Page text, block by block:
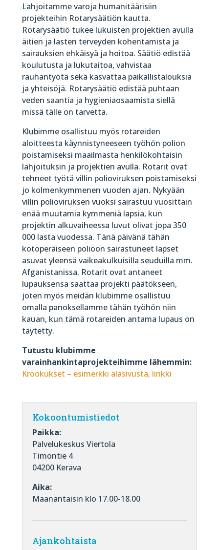
Lahjoitamme varoja humanitäärisiin
projekteihin Rotarysäätiön kautta.
Rotarysäätiö tukee lukuisten projektien avulla
äitien ja lasten terveyden kohentamista ja
sairauksien ehkäisyä ja hoitoa. Säätiö edistää
koulutusta ja lukutaitoa, vahvistaa
rauhantyötä sekä kasvattaa paikallistalouksia
ja yhteisöjä. Rotarysäätiö edistää puhtaan
veden saantia ja hygieniaosaamista siellä
missä tälle on tarvetta.
Klubimme osallistuu myös rotareiden
aloitteesta käynnistyneeseen työhön polion
poistamiseksi maailmasta henkilökohtaisin
lahjoituksin ja projektien avulla. Rotarit ovat
tehneet työtä villin polioviruksen poistamiseksi
jo kolmenkymmenen vuoden ajan. Nykyään
villin polioviruksen vuoksi sairastuu vuosittain
enää muutamia kymmeniä lapsia, kun
projektin alkuvaiheessa luvut olivat jopa 350
000 lasta vuodessa. Tänä päivänä tähän
kotoperäiseen polioon sairastuneet lapset
asuvat yleensä vaikeakulkuisilla seuduilla mm.
Afganistanissa. Rotarit ovat antaneet
lupauksensa saattaa projekti päätökseen,
joten myös meidän klubimme osallistuu
omalla panoksellamme tähän työhön niin
kauan, kun tämä rotareiden antama lupaus on
täytetty.
Tutustu klubimme
varainhankintaprojekteihimme lähemmin:
Krookukset – esimerkki alasivusta, linkki
Kokoontumistiedot
Paikka:
Palvelukeskus Viertola
Timontie 4
04200 Kerava
Aika:
Maanantaisin klo 17.00-18.00
Ajankohtaista